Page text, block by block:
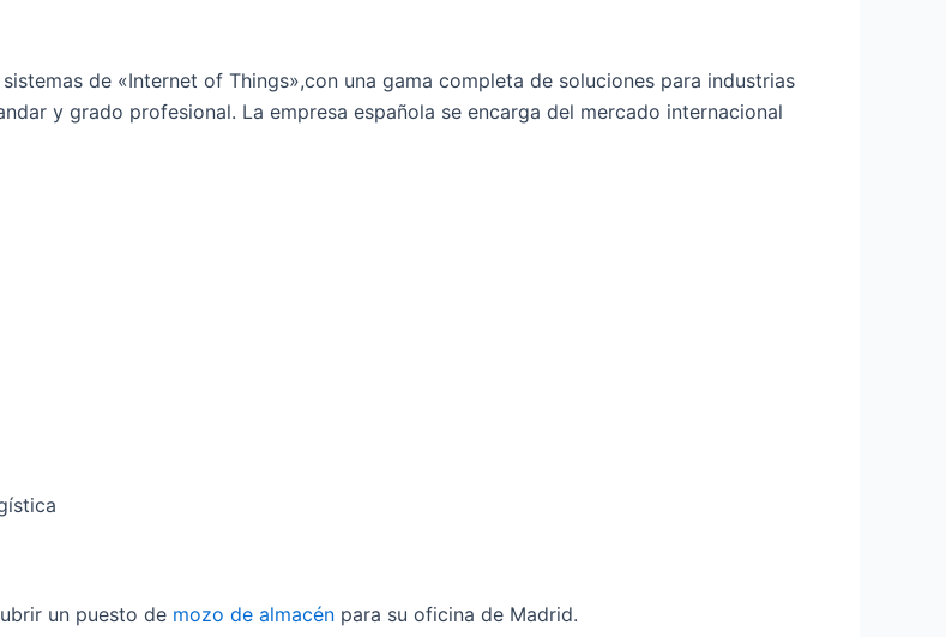
de «Internet of Things»,con una gama completa de soluciones para industrias
y grado profesional. La empresa española se encarga del mercado internacional
un puesto de mozo de almacén para su oficina de Madrid.